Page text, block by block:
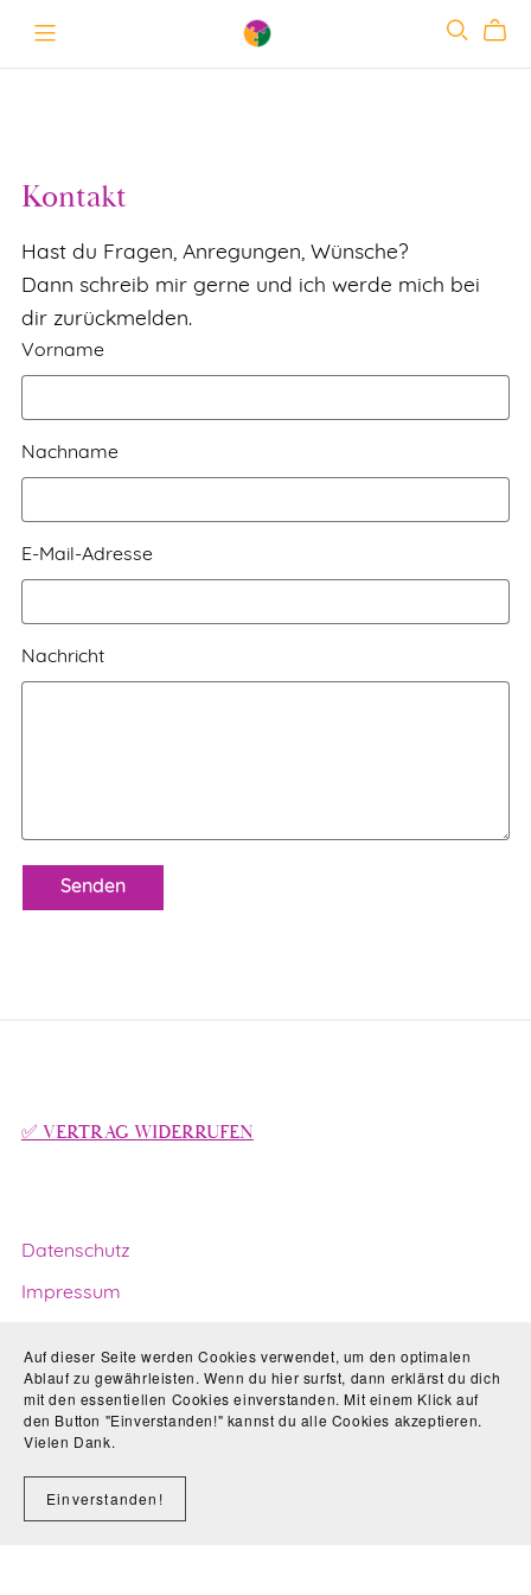
Kontakt
Hast du Fragen, Anregungen, Wünsche?
Dann schreib mir gerne und ich werde mich bei
dir zurückmelden.
Vorname
Nachname
E-Mail-Adresse
Nachricht
Senden
✅ VERTRAG WIDERRUFEN
Datenschutz
Impressum
AGB
Widerrufsbelehrung
Auf dieser Seite werden Cookies verwendet, um den optimalen
Ablauf zu gewährleisten. Wenn du hier surfst, dann erklärst du dich
mit den essentiellen Cookies einverstanden. Mit einem Klick auf
den Button "Einverstanden!" kannst du alle Cookies akzeptieren.
Vielen Dank.
Einverstanden!